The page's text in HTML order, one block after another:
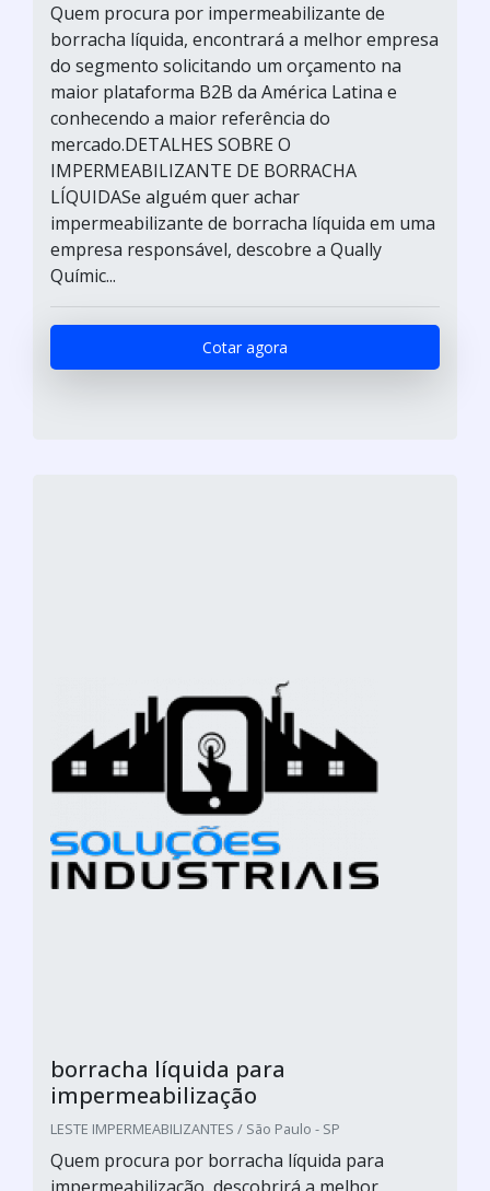
Quem procura por impermeabilizante de
borracha líquida, encontrará a melhor empresa
do segmento solicitando um orçamento na
maior plataforma B2B da América Latina e
conhecendo a maior referência do
mercado.DETALHES SOBRE O
IMPERMEABILIZANTE DE BORRACHA
LÍQUIDASe alguém quer achar
impermeabilizante de borracha líquida em uma
empresa responsável, descobre a Qually
Químic...
Cotar agora
borracha líquida para
impermeabilização
LESTE IMPERMEABILIZANTES / São Paulo - SP
Quem procura por borracha líquida para
impermeabilização, descobrirá a melhor